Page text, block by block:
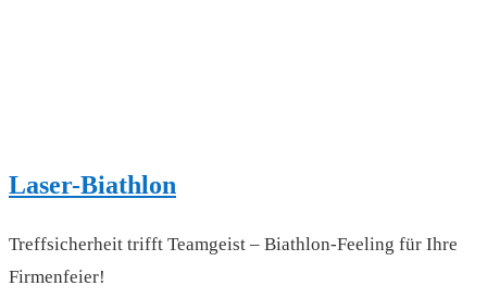
Laser-Biathlon
Treffsicherheit trifft Teamgeist – Biathlon-Feeling für Ihre
Firmenfeier!